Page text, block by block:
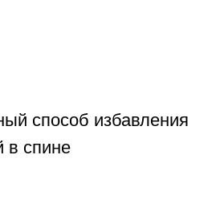
способ избавления
в спине